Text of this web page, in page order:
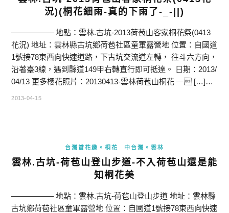
況)(桐花細雨-真的下雨了-_-||)
—————– 地點：雲林.古坑-2013荷苞山客家桐花祭(0413
花況) 地址：雲林縣古坑鄉荷苞社區童軍露營地 位置：自國道
1號接78東西向快速道路，下古坑交流道左轉， 往斗六方向，
沿著臺3線，遇到縣道149甲右轉直行即可抵達。 日期：2013/
04/13 更多櫻花照片：20130413-雲林荷苞山桐花 — […]…
2013-04-15
台灣賞花趣。桐花 中台灣。雲林
雲林.古坑-荷苞山登山步道-不入荷苞山還是能
知桐花美
—————– 地點：雲林.古坑-荷苞山登山步道 地址：雲林縣
古坑鄉荷苞社區童軍露營地 位置：自國道1號接78東西向快速